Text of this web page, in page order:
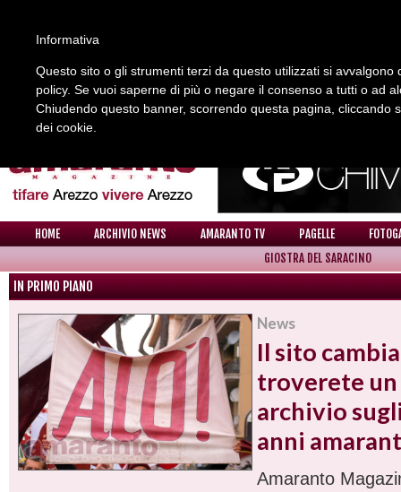
REDAZIONE COLLABORA CON NOI CONTATTI
HOME ARCHIVIO NEWS AMARANTO TV PAGELLE
GIOSTRA DEL SARACINO
IN PRIMO PIANO
News
Il sito
troverete un
archivio
anni
Amaranto
Informativa
Questo sito o gli strumenti terzi da questo utilizzati si
policy. Se vuoi saperne di più o negare il consenso a tutti o ad
Chiudendo questo banner, scorrendo questa pagina, cliccando
dei cookie.